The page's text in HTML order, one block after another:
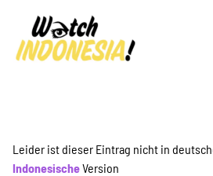
Leider ist dieser Eintrag nicht in
IndonesischeVersion